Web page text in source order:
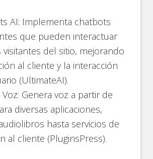
AI: Implementa chatbots
que pueden interactuar
del sitio, mejorando
al cliente y la interacción
(UltimateAI)​.
Voz: Genera voz a partir de
diversas aplicaciones,
hasta servicios de
al cliente​ (PluginsPress)​.